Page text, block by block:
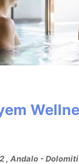
, Andalo -